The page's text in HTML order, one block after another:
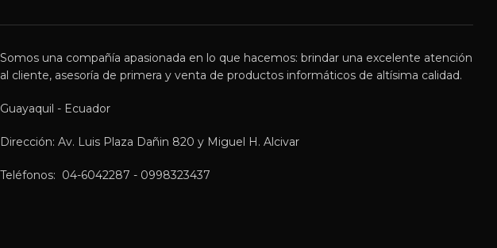
Somos una compañía apasionada en lo que hacemos: brindar una excelente atención
al cliente, asesoría de primera y venta de productos informáticos de altísima calidad.
Guayaquil - Ecuador
Dirección: Av. Luis Plaza Dañin 820 y Miguel H. Alcivar
Teléfonos: 04-6042287 - 0998323437